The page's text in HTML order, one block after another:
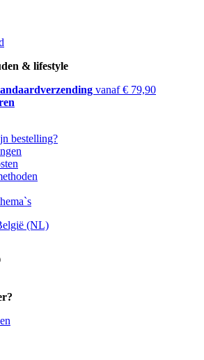
& lifestyle
vanaf € 79,90
bestelling?